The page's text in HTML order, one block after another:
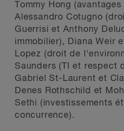
Tommy Hong (avantages
Alessandro Cotugno
Guerrisi et Anthony
immobilier), Diana Weir
Lopez (droit de
Saunders (TI et respect
Gabriel St-Laurent et
Denes Rothschild et
Sethi (investissements
concurrence).